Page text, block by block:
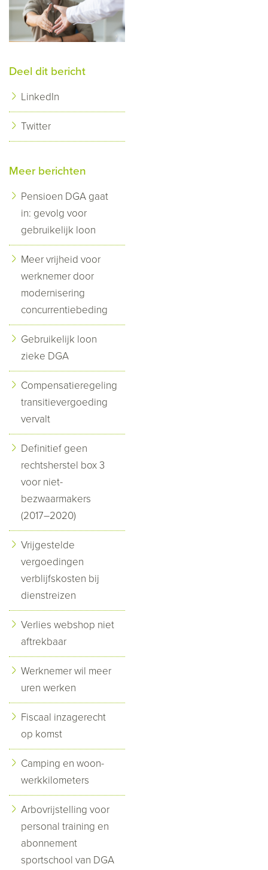
Deel dit bericht
LinkedIn
Twitter
Meer berichten
Pensioen DGA gaat
in: gevolg voor
gebruikelijk loon
Meer vrijheid voor
werknemer door
modernisering
concurrentiebeding
Gebruikelijk loon
zieke DGA
Compensatieregeling
transitievergoeding
vervalt
Definitief geen
rechtsherstel box 3
voor niet-
bezwaarmakers
(2017–2020)
Vrijgestelde
vergoedingen
verblijfskosten bij
dienstreizen
Verlies webshop niet
aftrekbaar
Werknemer wil meer
uren werken
Fiscaal inzagerecht
op komst
Camping en woon-
werkkilometers
Arbovrijstelling voor
personal training en
abonnement
sportschool van DGA